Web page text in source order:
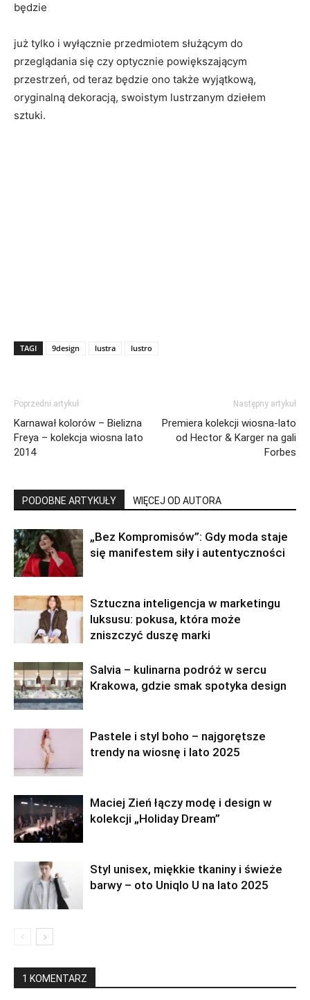
będzie
już tylko i wyłącznie przedmiotem służącym do
przeglądania się czy optycznie powiększającym
przestrzeń, od teraz będzie ono także wyjątkową,
oryginalną dekoracją, swoistym lustrzanym dziełem
sztuki.
TAGI 9design lustra lustro
Poprzedni artykuł
Karnawał kolorów – Bielizna
Freya – kolekcja wiosna lato
2014
Następny artykuł
Premiera kolekcji wiosna-lato
od Hector & Karger na gali
Forbes
PODOBNE ARTYKUŁY WIĘCEJ OD AUTORA
„Bez Kompromisów”: Gdy moda staje
się manifestem siły i autentyczności
Sztuczna inteligencja w marketingu
luksusu: pokusa, która może
zniszczyć duszę marki
Salvia – kulinarna podróż w sercu
Krakowa, gdzie smak spotyka design
Pastele i styl boho – najgorętsze
trendy na wiosnę i lato 2025
Maciej Zień łączy modę i design w
kolekcji „Holiday Dream”
Styl unisex, miękkie tkaniny i świeże
barwy – oto Uniqlo U na lato 2025
1 KOMENTARZ